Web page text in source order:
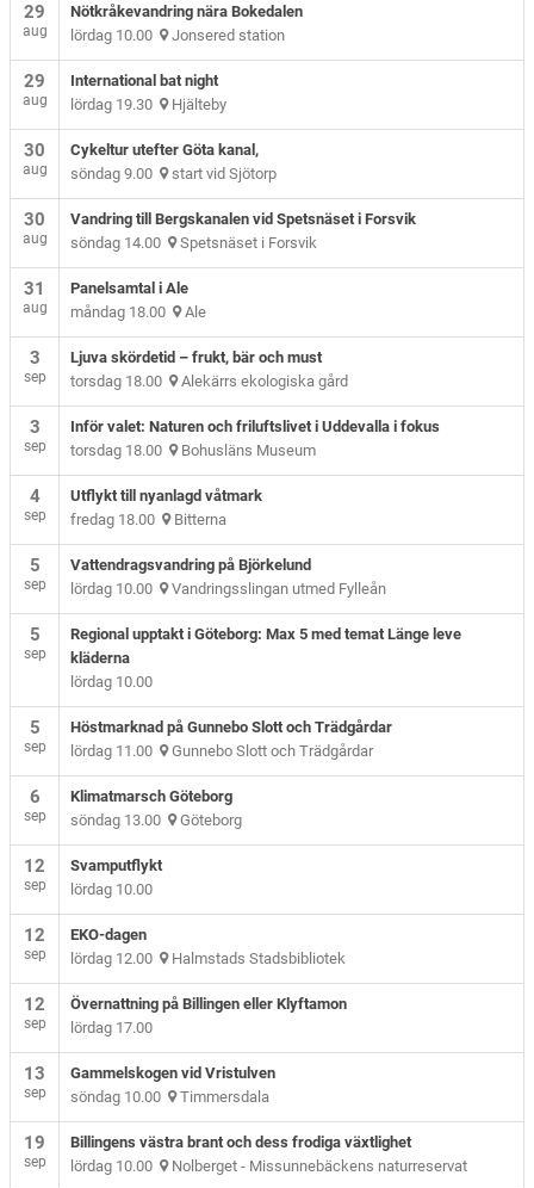
29
aug
Nötkråkevandring nära Bokedalen
lördag 10.00 Jonsered station
29
aug
International bat night
lördag 19.30 Hjälteby
30
aug
Cykeltur utefter Göta kanal,
söndag 9.00 start vid Sjötorp
30
aug
Vandring till Bergskanalen vid Spetsnäset i Forsvik
söndag 14.00 Spetsnäset i Forsvik
31
aug
Panelsamtal i Ale
måndag 18.00 Ale
3
sep
Ljuva skördetid – frukt, bär och must
torsdag 18.00 Alekärrs ekologiska gård
3
sep
Inför valet: Naturen och friluftslivet i Uddevalla i fokus
torsdag 18.00 Bohusläns Museum
4
sep
Utflykt till nyanlagd våtmark
fredag 18.00 Bitterna
5
sep
Vattendragsvandring på Björkelund
lördag 10.00 Vandringsslingan utmed Fylleån
5
sep
Regional upptakt i Göteborg: Max 5 med temat Länge leve
kläderna
lördag 10.00
5
sep
Höstmarknad på Gunnebo Slott och Trädgårdar
lördag 11.00 Gunnebo Slott och Trädgårdar
6
sep
Klimatmarsch Göteborg
söndag 13.00 Göteborg
12
sep
Svamputflykt
lördag 10.00
12
sep
EKO-dagen
lördag 12.00 Halmstads Stadsbibliotek
12
sep
Övernattning på Billingen eller Klyftamon
lördag 17.00
13
sep
Gammelskogen vid Vristulven
söndag 10.00 Timmersdala
19
sep
Billingens västra brant och dess frodiga växtlighet
lördag 10.00 Nolberget - Missunnebäckens naturreservat